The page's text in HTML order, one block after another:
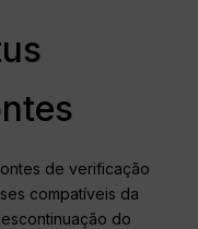
de verificação
compatíveis da
do